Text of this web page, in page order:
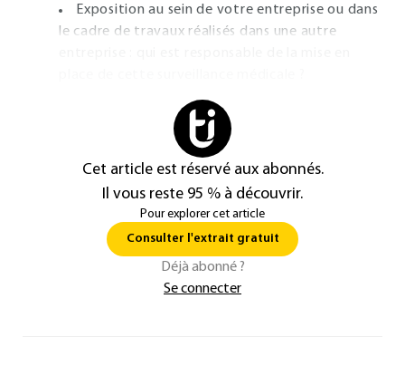
Exposition au sein de votre entreprise ou dans
le cadre de travaux réalisés dans une autre
Cet article est réservé aux abonnés.
Il vous reste 95 % à découvrir.
Pour explorer cet article
Consulter l'extrait gratuit
Déjà abonné ?
Se connecter